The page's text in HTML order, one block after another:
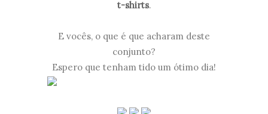
t-shirts.
E vocês, o que é que acharam deste
conjunto?
Espero que tenham tido um ótimo dia!